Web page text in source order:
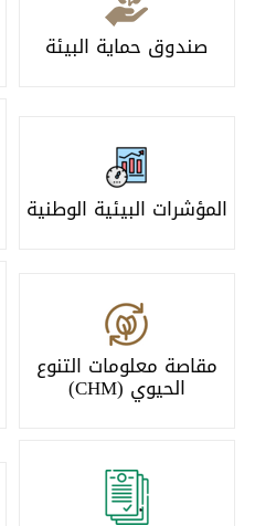
صندوق حماية البيئة
المؤشرات البيئية الوطنية
مقاصة معلومات التنوع
الحيوي (CHM)